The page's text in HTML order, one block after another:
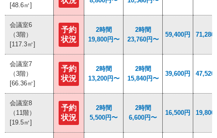
[48.6㎡]
会議室6
（3階）
[117.3㎡]
予約
状況
2時間
19,800円〜
2時間
23,760円〜
59,400円 71,280
会議室7
（3階）
[66.36㎡]
予約
状況
2時間
13,200円〜
2時間
15,840円〜
39,600円 47,520
会議室8
（11階）
[19.5㎡]
予約
状況
2時間
5,500円〜
2時間
6,600円〜
16,500円 19,800
[48.6㎡]
会議室6
（3階）
[117.3㎡]
予約
状況
2時間
19,800円〜
2時間
23,760円〜
59,400円 71,280
会議室7
（3階）
[66.36㎡]
予約
状況
2時間
13,200円〜
2時間
15,840円〜
39,600円 47,520
会議室8
（11階）
[19.5㎡]
予約
状況
2時間
5,500円〜
2時間
6,600円〜
16,500円 19,800